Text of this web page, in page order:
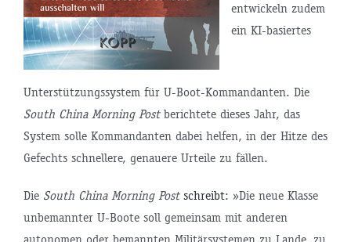
entwickeln zudem
ein KI-basiertes
Unterstützungssystem für U-Boot-Kommandanten. Die
South China Morning Postberichtete dieses Jahr, das
System solle Kommandanten dabei helfen, in der Hitze des
Gefechts schnellere, genauere Urteile zu fällen.
Die South China Morning Post schreibt: »Die neue Klasse
unbemannter U-Boote soll gemeinsam mit anderen